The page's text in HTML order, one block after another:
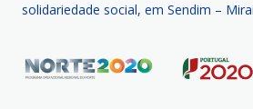
solidariedade social, em Sendim –